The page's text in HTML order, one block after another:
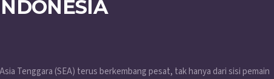
Tenggara (SEA) terus berkembang pesat, tak hanya dari sisi pemain